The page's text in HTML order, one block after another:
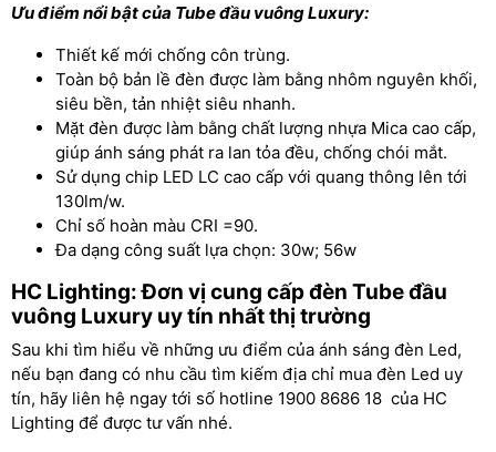
Ưu điểm nổi bật của Tube đầu vuông Luxury:
Thiết kế mới chống côn trùng.
Toàn bộ bản lề đèn được làm bằng nhôm nguyên khối,
siêu bền, tản nhiệt siêu nhanh.
Mặt đèn được làm bằng chất lượng nhựa Mica cao cấp,
giúp ánh sáng phát ra lan tỏa đều, chống chói mắt.
Sử dụng chip LED LC cao cấp với quang thông lên tới
130lm/w.
Chỉ số hoàn màu CRI =90.
Đa dạng công suất lựa chọn: 30w; 56w
HC Lighting: Đơn vị cung cấp đèn Tube đầu
vuông Luxury uy tín nhất thị trường
Sau khi tìm hiểu về những ưu điểm của ánh sáng đèn Led,
nếu bạn đang có nhu cầu tìm kiếm địa chỉ mua đèn Led uy
tín, hãy liên hệ ngay tới số hotline 1900 8686 18 của HC
Lighting để được tư vấn nhé.